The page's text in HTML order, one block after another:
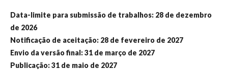
Data-limite para submissão de trabalhos: 28 de dezembro
de 2026
Notificação de aceitação: 28 de fevereiro de 2027
Envio da versão final: 31 de março de 2027
Publicação: 31 de maio de 2027